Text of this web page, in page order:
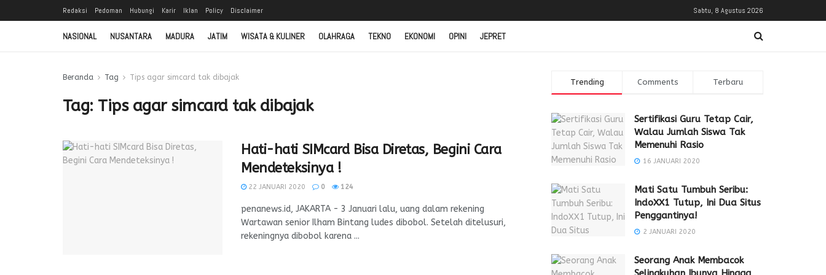
Redaksi Pedoman Hubungi Karir Iklan Policy Disclaimer Sabtu, 8 Agustus 2026
NASIONAL NUSANTARA MADURA JATIM WISATA & KULINER OLAHRAGA TEKNO EKONOMI OPINI JEPRET
Beranda Tag Tips agar simcard tak dibajak
Tag: Tips agar simcard tak dibajak
Hati-hati SIMcard Bisa Diretas, Begini Cara
Mendeteksinya !
22 JANUARI 2020 0 124
penanews.id, JAKARTA - 3 Januari lalu, uang dalam rekening
Wartawan senior Ilham Bintang ludes dibobol. Setelah ditelusuri,
rekeningnya dibobol karena ...
Trending Comments Terbaru
Sertifikasi Guru Tetap Cair,
Walau Jumlah Siswa Tak
Memenuhi Rasio
16 JANUARI 2020
Mati Satu Tumbuh Seribu:
IndoXX1 Tutup, Ini Dua Situs
Penggantinya!
2 JANUARI 2020
Seorang Anak Membacok